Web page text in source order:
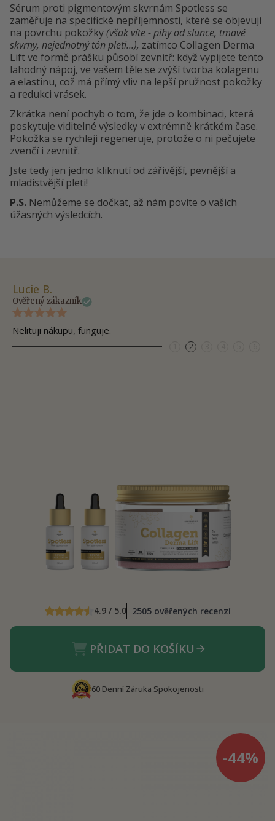
Sérum proti pigmentovým skvrnám Spotless se
zaměřuje na specifické nepříjemnosti, které se objevují
na povrchu pokožky(však víte - pihy od slunce, tmavé
skvrny, nejednotný tón pleti...), zatímco Collagen Derma
Lift ve formě prášku působí zevnitř: když vypijete tento
lahodný nápoj, ve vašem těle se zvýší tvorba kolagenu
a elastinu, což má přímý vliv na lepší pružnost pokožky
a redukci vrásek.
Zkrátka není pochyb o tom, že jde o kombinaci, která
poskytuje viditelné výsledky v extrémně krátkém čase.
Pokožka se rychleji regeneruje, protože o ni pečujete
zvenčí i zevnitř.
Jste tedy jen jedno kliknutí od zářivější, pevnější a
mladistvější pleti!
P.S. Nemůžeme se dočkat, až nám povíte o vašich
úžasných výsledcích.
Lucie B.
Ověřený zákazník
Nelituji nákupu, funguje.
2
4.9 / 5.0 2505 ověřených recenzí
PŘIDAT DO KOŠÍKU
60 Denní Záruka Spokojenosti
-44%